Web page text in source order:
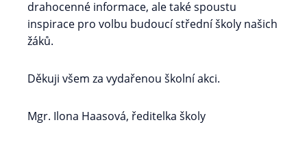
drahocenné informace, ale také spoustu
inspirace pro volbu budoucí střední školy našich
žáků.
Děkuji všem za vydařenou školní akci.
Mgr. Ilona Haasová, ředitelka školy